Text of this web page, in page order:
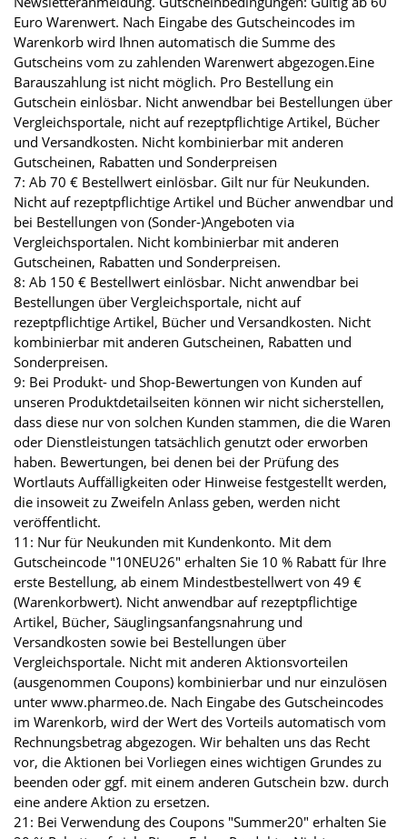
Euro Warenwert. Nach Eingabe des Gutscheincodes im
Warenkorb wird Ihnen automatisch die Summe des
Gutscheins vom zu zahlenden Warenwert abgezogen.Eine
Barauszahlung ist nicht möglich. Pro Bestellung ein
Gutschein einlösbar. Nicht anwendbar bei Bestellungen über
Vergleichsportale, nicht auf rezeptpflichtige Artikel, Bücher
und Versandkosten. Nicht kombinierbar mit anderen
Gutscheinen, Rabatten und Sonderpreisen
7: Ab 70 € Bestellwert einlösbar. Gilt nur für Neukunden.
Nicht auf rezeptpflichtige Artikel und Bücher anwendbar und
bei Bestellungen von (Sonder-)Angeboten via
Vergleichsportalen. Nicht kombinierbar mit anderen
Gutscheinen, Rabatten und Sonderpreisen.
8: Ab 150 € Bestellwert einlösbar. Nicht anwendbar bei
Bestellungen über Vergleichsportale, nicht auf
rezeptpflichtige Artikel, Bücher und Versandkosten. Nicht
kombinierbar mit anderen Gutscheinen, Rabatten und
Sonderpreisen.
9: Bei Produkt- und Shop-Bewertungen von Kunden auf
unseren Produktdetailseiten können wir nicht sicherstellen,
dass diese nur von solchen Kunden stammen, die die Waren
oder Dienstleistungen tatsächlich genutzt oder erworben
haben. Bewertungen, bei denen bei der Prüfung des
Wortlauts Auffälligkeiten oder Hinweise festgestellt werden,
die insoweit zu Zweifeln Anlass geben, werden nicht
veröffentlicht.
11: Nur für Neukunden mit Kundenkonto. Mit dem
Gutscheincode "10NEU26" erhalten Sie 10 % Rabatt für Ihre
erste Bestellung, ab einem Mindestbestellwert von 49 €
(Warenkorbwert). Nicht anwendbar auf rezeptpflichtige
Artikel, Bücher, Säuglingsanfangsnahrung und
Versandkosten sowie bei Bestellungen über
Vergleichsportale. Nicht mit anderen Aktionsvorteilen
(ausgenommen Coupons) kombinierbar und nur einzulösen
unter www.pharmeo.de. Nach Eingabe des Gutscheincodes
im Warenkorb, wird der Wert des Vorteils automatisch vom
Rechnungsbetrag abgezogen. Wir behalten uns das Recht
vor, die Aktionen bei Vorliegen eines wichtigen Grundes zu
beenden oder ggf. mit einem anderen Gutschein bzw. durch
eine andere Aktion zu ersetzen.
21: Bei Verwendung des Coupons "Summer20" erhalten Sie